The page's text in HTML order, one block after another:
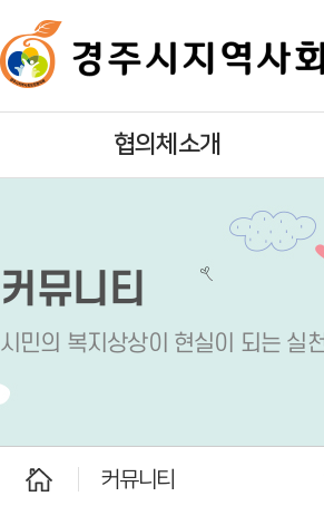
협의체소개
목적 및 기능
커뮤니티
시민의 복지상상이 현실이 되는 실
커뮤니티